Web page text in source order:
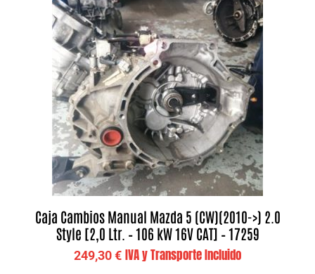
Caja Cambios Manual Mazda 5 (CW)(2010->) 2.0
Style [2,0 Ltr. – 106 kW 16V CAT] – 17259
249,30€ IVA y Transporte Incluido